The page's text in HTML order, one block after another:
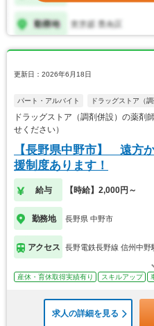
更新日：2026年6月18日
パート・アルバイト ドラッグストア（調
ドラッグストア（調剤併設）の薬
せください）
【長野県中野市】 遠方
援制度あります！
給与 【時給】2,000円～
勤務地 長野県 中野市
アクセス 長野電鉄長野線 信州中野
産休・育休取得実績有り スキルアップ
求人の詳細を見る